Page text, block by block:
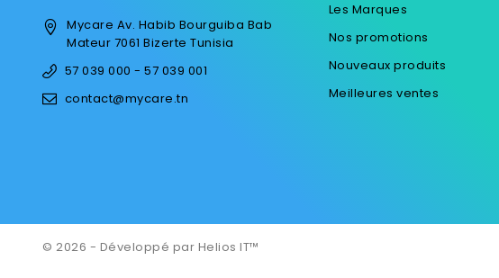
Mycare Av. Habib Bourguiba Bab
Mateur 7061 Bizerte Tunisia
57 039 000 - 57 039 001
contact@mycare.tn
Les Marques
Nos promotions
Nouveaux produits
Meilleures ventes
© 2026 - Développé par Helios IT™